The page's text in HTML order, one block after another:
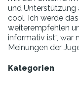
und Unterstützung
cool. Ich werde
weiterempfehlen
informativ ist“, war
Meinungen der
Kategorien